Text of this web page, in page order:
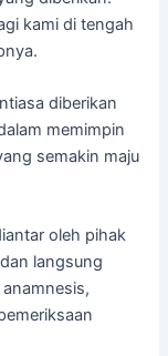
kami di tengah
diberikan
memimpin
semakin maju
oleh pihak
langsung